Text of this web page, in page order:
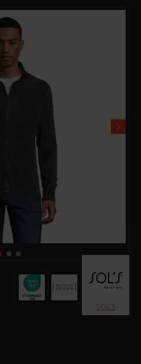
SOL’S